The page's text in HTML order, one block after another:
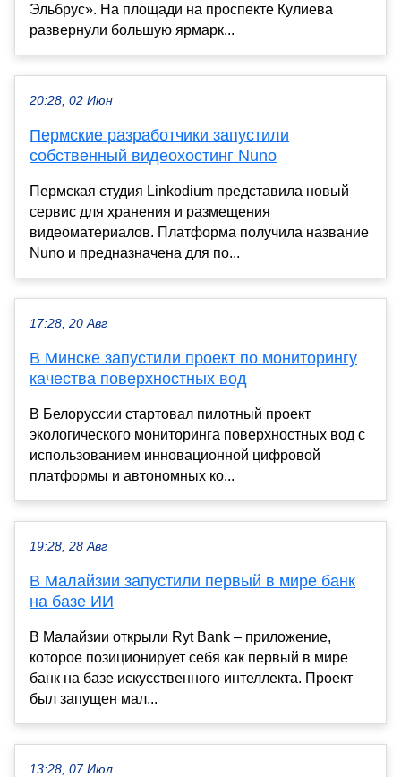
Эльбрус». На площади на проспекте Кулиева
развернули большую ярмарк...
20:28, 02 Июн
Пермские разработчики запустили
собственный видеохостинг Nuno
Пермская студия Linkodium представила новый
сервис для хранения и размещения
видеоматериалов. Платформа получила название
Nuno и предназначена для по...
17:28, 20 Авг
В Минске запустили проект по мониторингу
качества поверхностных вод
В Белоруссии стартовал пилотный проект
экологического мониторинга поверхностных вод с
использованием инновационной цифровой
платформы и автономных ко...
19:28, 28 Авг
В Малайзии запустили первый в мире банк
на базе ИИ
В Малайзии открыли Ryt Bank – приложение,
которое позиционирует себя как первый в мире
банк на базе искусственного интеллекта. Проект
был запущен мал...
13:28, 07 Июл